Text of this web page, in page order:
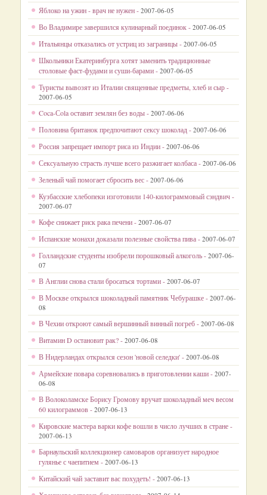
Яблоко на ужин - врач не нужен - 2007-06-05
Во Владимире завершился кулинарный поединок - 2007-06-05
Итальянцы отказались от устриц из заграницы - 2007-06-05
Школьники Екатеринбурга хотят заменить традиционные
столовые фаст-фудами и суши-барами - 2007-06-05
Туристы вывозят из Италии священные предметы, хлеб и сыр -
2007-06-05
Coca-Сola оставит землян без воды - 2007-06-06
Половина британок предпочитают сексу шоколад - 2007-06-06
Россия запрещает импорт риса из Индии - 2007-06-06
Сексуальную страсть лучше всего разжигает колбаса - 2007-06-06
Зеленый чай помогает сбросить вес - 2007-06-06
Кузбасские хлебопеки изготовили 140-килограммовый сэндвич -
2007-06-07
Кофе снижает риск рака печени - 2007-06-07
Испанские монахи доказали полезные свойства пива - 2007-06-07
Голландские студенты изобрели порошковый алкоголь - 2007-06-
07
В Англии снова стали бросаться тортами - 2007-06-07
В Москве открылся шоколадный памятник Чебурашке - 2007-06-
08
В Чехии откроют самый вершинный винный погреб - 2007-06-08
Витамин D остановит рак? - 2007-06-08
В Нидерландах открылся сезон 'новой селедки' - 2007-06-08
Армейские повара соревновались в приготовлении каши - 2007-
06-08
В Волоколамске Борису Громову вручат шоколадный меч весом
60 килограммов - 2007-06-13
Кировские мастера варки кофе вошли в число лучших в стране -
2007-06-13
Барнаульский коллекционер самоваров организует народное
гулянье с чаепитием - 2007-06-13
Китайский чай заставит вас похудеть! - 2007-06-13